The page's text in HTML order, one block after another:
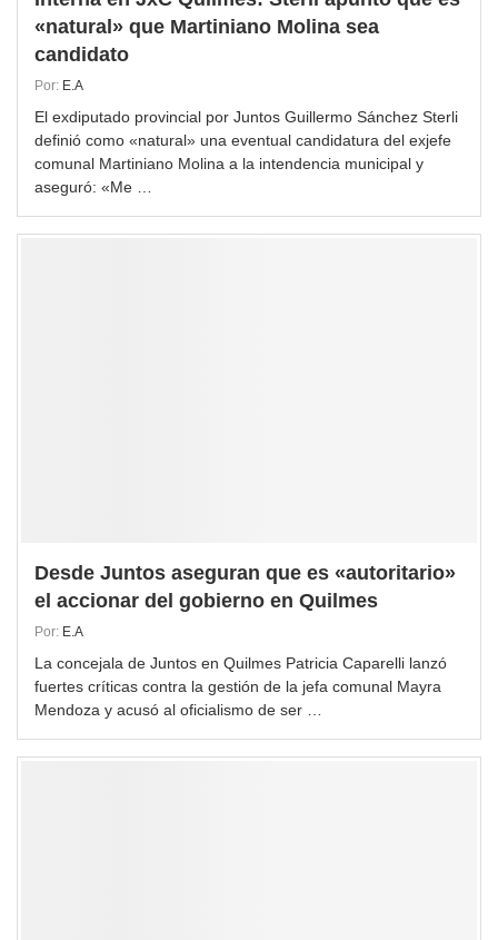
«natural» que Martiniano Molina sea
candidato
Por: E.A
El exdiputado provincial por Juntos Guillermo Sánchez Sterli
definió como «natural» una eventual candidatura del exjefe
comunal Martiniano Molina a la intendencia municipal y
aseguró: «Me …
Desde Juntos aseguran que es «autoritario»
el accionar del gobierno en Quilmes
Por: E.A
La concejala de Juntos en Quilmes Patricia Caparelli lanzó
fuertes críticas contra la gestión de la jefa comunal Mayra
Mendoza y acusó al oficialismo de ser …